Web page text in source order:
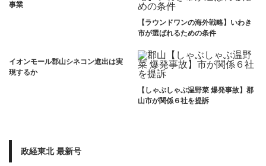
事業
【ラウンドワンの海外戦略】いわき
市が選ばれるための条件
イオンモール郡山シネコン進出は実
現するか
【しゃぶしゃぶ温野菜 爆発事故】郡
山市が関係６社を提訴
政経東北 最新号